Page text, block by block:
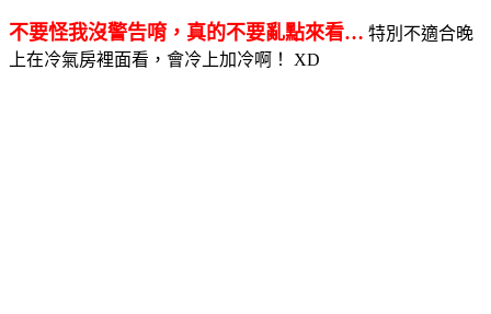
不要怪我沒警告唷，真的不要亂點來看… 特別不適合晚
上在冷氣房裡面看，會冷上加冷啊！ XD